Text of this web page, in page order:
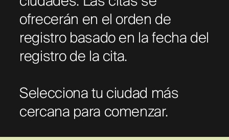
SOBRE NOSOTROS
ofrecerán en el orden de
registro basado en la fecha del
registro de la cita.
Selecciona tu ciudad más
cercana para comenzar.